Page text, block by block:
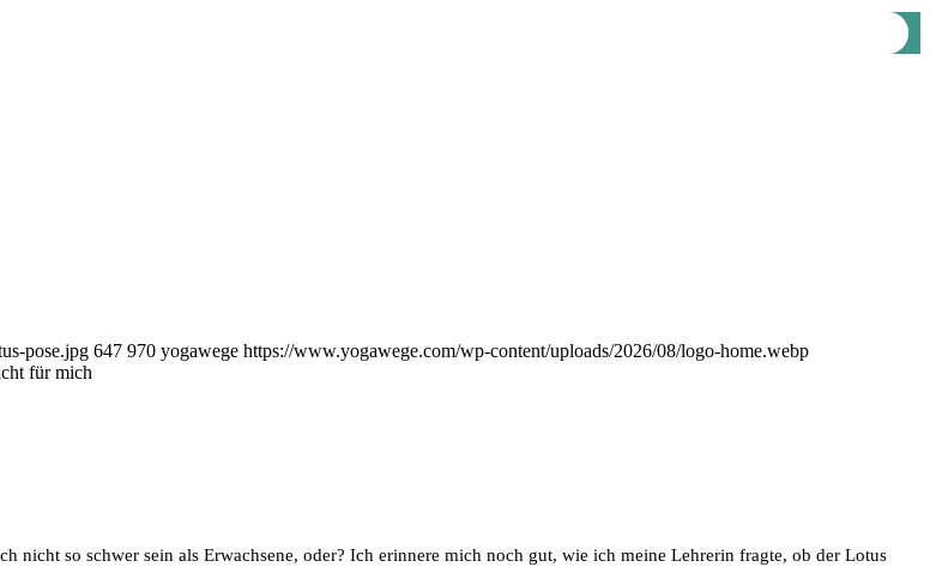
so schwer sein als Erwachsene, oder? Ich erinnere mich noch gut, wie ich meine Lehrerin fragte, ob der Lotus
pose.jpg 647 970 yogawege https://www.yogawege.com/wp-content/uploads/2026/08/logo-home.webp
für mich